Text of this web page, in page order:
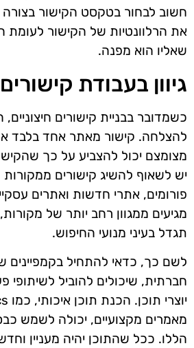
חשוב לבחור בטקסט הקישור
את הרלוונטיות של הקישור לעומת
שאליו הוא מפנה.
גיוון בעבודת
כשמדובר בבניית קישורים חיצוניים,
להצלחה. קישור מאתר אחד בלבד
מצומצם יכול להצביע על כך
יש לשאוף להשיג קישורים ממקורות
פורומים, אתרי חדשות ואתרים
מגיעים ממגוון רחב יותר של
תגדל בעיני מנועי החיפוש.
לשם כך, כדאי להתחיל בקמפיינים
חברתית, שיכולים להוביל לשיתופי
מאמרים מקצועיים, יכולה לשמש
הללו. ככל שהתוכן יהיה מעניין